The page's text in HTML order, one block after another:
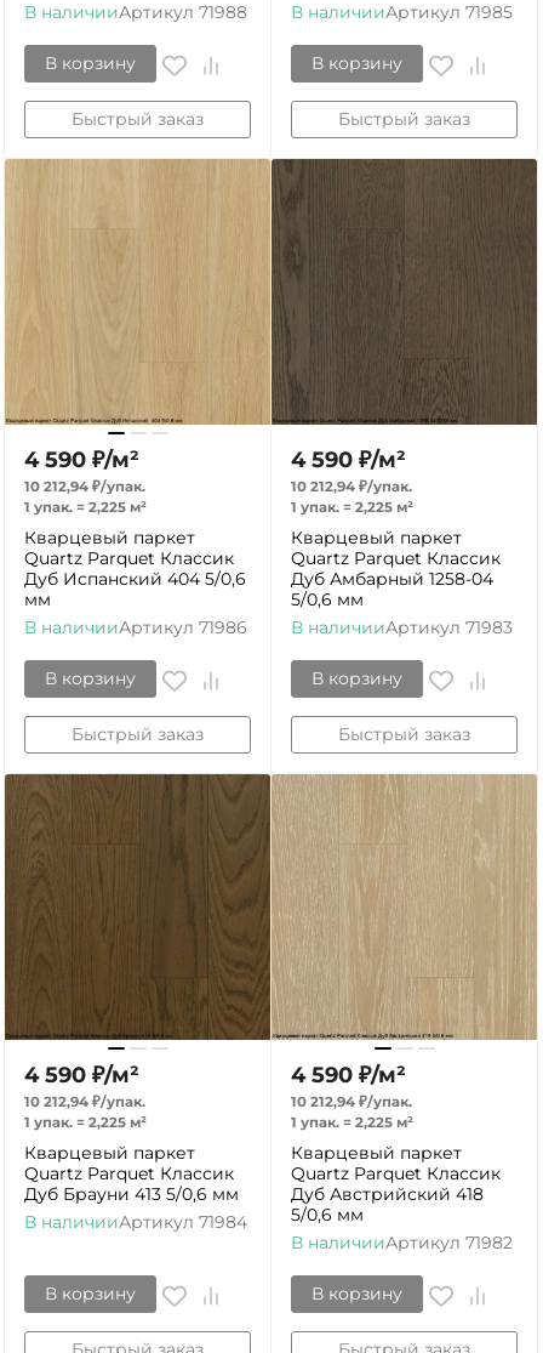
В наличииАртикул 71988
В корзину
Быстрый заказ
В наличииАртикул 71985
В корзину
Быстрый заказ
4 590 ₽/м²
10 212,94 ₽/упак.
1 упак. = 2,225 м²
Кварцевый паркет
Quartz Parquet Классик
Дуб Испанский 404 5/0,6
мм
В наличииАртикул 71986
В корзину
Быстрый заказ
4 590 ₽/м²
10 212,94 ₽/упак.
1 упак. = 2,225 м²
Кварцевый паркет
Quartz Parquet Классик
Дуб Амбарный 1258-04
5/0,6 мм
В наличииАртикул 71983
В корзину
Быстрый заказ
4 590 ₽/м²
10 212,94 ₽/упак.
1 упак. = 2,225 м²
Кварцевый паркет
Quartz Parquet Классик
Дуб Брауни 413 5/0,6 мм
В наличииАртикул 71984
В корзину
4 590 ₽/м²
10 212,94 ₽/упак.
1 упак. = 2,225 м²
Кварцевый паркет
Quartz Parquet Классик
Дуб Австрийский 418
5/0,6 мм
В наличииАртикул 71982
В корзину